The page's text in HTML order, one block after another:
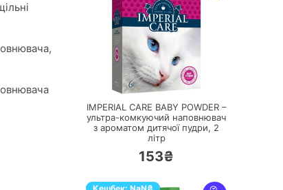
ПЕРЕЙТИ
IMPERIAL CARE BABY POWDER –
ультра-комкуючий наповнювач
з ароматом дитячої пудри, 2
літр
153₴